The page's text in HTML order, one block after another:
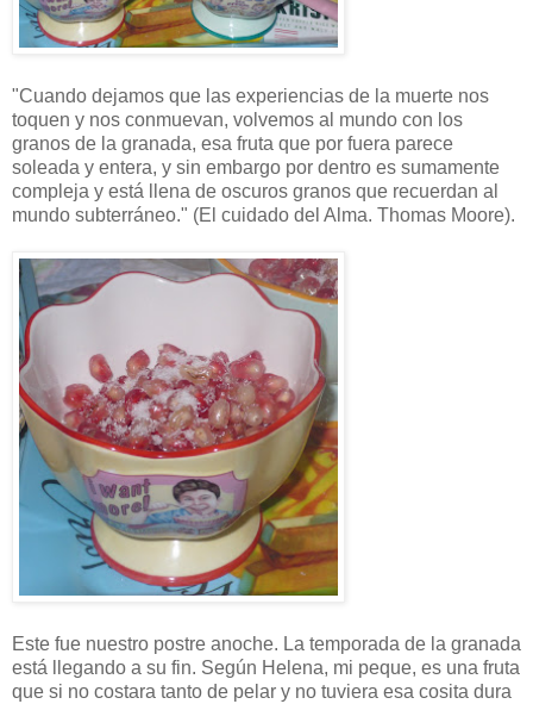
"Cuando dejamos que las experiencias de la muerte nos
toquen y nos conmuevan, volvemos al mundo con los
granos de la granada, esa fruta que por fuera parece
soleada y entera, y sin embargo por dentro es sumamente
compleja y está llena de oscuros granos que recuerdan al
mundo subterráneo." (El cuidado del Alma. Thomas Moore).
Este fue nuestro postre anoche. La temporada de la granada
está llegando a su fin. Según Helena, mi peque, es una fruta
que si no costara tanto de pelar y no tuviera esa cosita dura